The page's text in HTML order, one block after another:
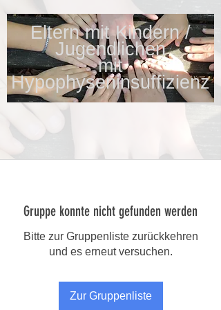
Eltern mit Kindern /
Jugendlichen
mit
Hypophyseninsuffizienz
Gruppe konnte nicht gefunden werden
Bitte zur Gruppenliste zurückkehren
und es erneut versuchen.
Zur Gruppenliste